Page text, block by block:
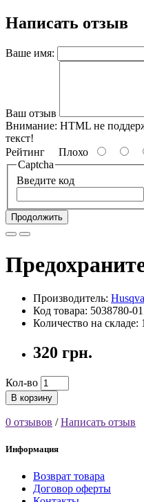
Написать отзыв
Ваше имя:
Ваш отзыв
Внимание: HTML не
текст!
Рейтинг Плохо
Captcha
Введите код
Продолжить
Производитель:
Код товара: 5038780-01
Количество на складе:
320 грн.
Кол-во
В корзину
0 отзывов /Написать отзыв
Информация
Возврат товара
Договор оферты